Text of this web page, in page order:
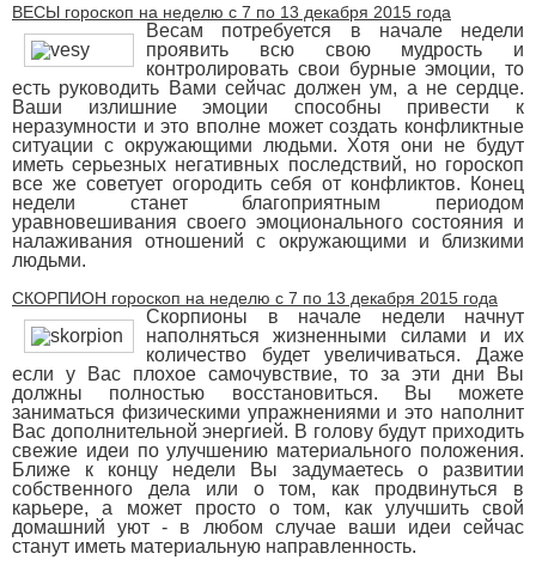
ВЕСЫ гороскоп на неделю с 7 по 13 декабря 2015 года
Весам потребуется в начале недели
проявить всю свою мудрость и
контролировать свои бурные эмоции, то
есть руководить Вами сейчас должен ум, а не сердце.
Ваши излишние эмоции способны привести к
неразумности и это вполне может создать конфликтные
ситуации с окружающими людьми. Хотя они не будут
иметь серьезных негативных последствий, но гороскоп
все же советует огородить себя от конфликтов. Конец
недели станет благоприятным периодом
уравновешивания своего эмоционального состояния и
налаживания отношений с окружающими и близкими
людьми.
СКОРПИОН гороскоп на неделю с 7 по 13 декабря 2015 года
Скорпионы в начале недели начнут
наполняться жизненными силами и их
количество будет увеличиваться. Даже
если у Вас плохое самочувствие, то за эти дни Вы
должны полностью восстановиться. Вы можете
заниматься физическими упражнениями и это наполнит
Вас дополнительной энергией. В голову будут приходить
свежие идеи по улучшению материального положения.
Ближе к концу недели Вы задумаетесь о развитии
собственного дела или о том, как продвинуться в
карьере, а может просто о том, как улучшить свой
домашний уют - в любом случае ваши идеи сейчас
станут иметь материальную направленность.